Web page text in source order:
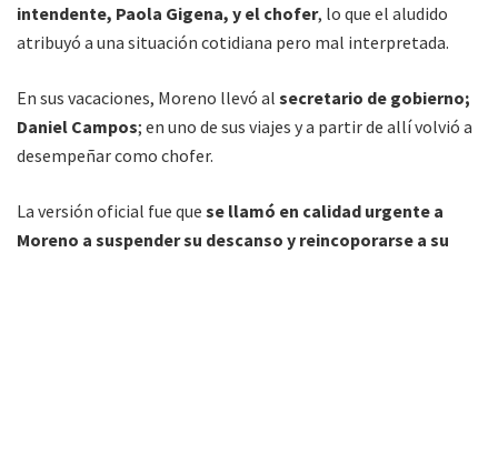
intendente, Paola Gigena, y el chofer, lo que el aludido
atribuyó a una situación cotidiana pero mal interpretada.
En sus vacaciones, Moreno llevó al secretario de gobierno;
Daniel Campos; en uno de sus viajes y a partir de allí volvió a
desempeñar como chofer.
La versión oficial fue que se llamó en calidad urgente a
Moreno a suspender su descanso y reincoporarse a su